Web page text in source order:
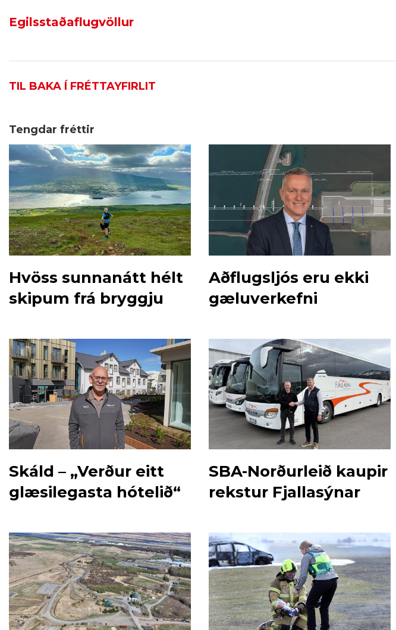
Egilsstaðaflugvöllur
TIL BAKA Í FRÉTTAYFIRLIT
Tengdar fréttir
Hvöss sunnanátt hélt
skipum frá bryggju
Aðflugsljós eru ekki
gæluverkefni
Skáld – „Verður eitt
glæsilegasta hótelið“
SBA-Norðurleið kaupir
rekstur Fjallasýnar